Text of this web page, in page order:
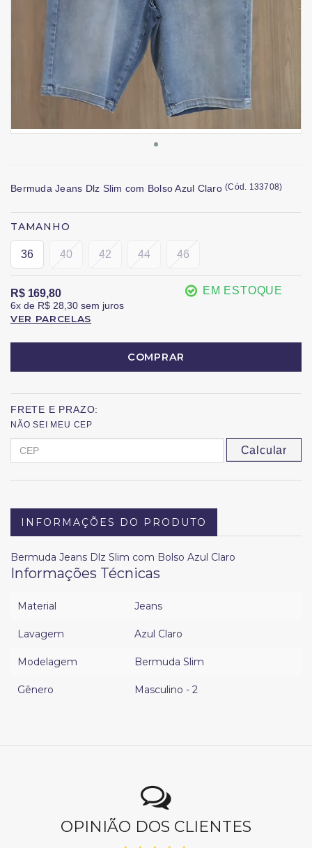
Bermuda Jeans Dlz Slim com Bolso Azul Claro (Cód. 133708)
TAMANHO
36 40 42 44 46
R$ 169,80
6x de R$ 28,30 sem juros
VER PARCELAS
EM ESTOQUE
COMPRAR
FRETE E PRAZO:
NÃO SEI MEU CEP
Calcular
INFORMAÇÕES DO PRODUTO
Bermuda Jeans Dlz Slim com Bolso Azul Claro
Informações Técnicas
Material Jeans
Lavagem Azul Claro
Modelagem Bermuda Slim
Gênero Masculino - 2
OPINIÃO DOS CLIENTES